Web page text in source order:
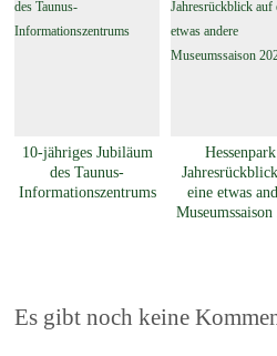
10-jähriges Jubiläum
des Taunus-
Informationszentrums
eine etwas
Es gibt noch keine